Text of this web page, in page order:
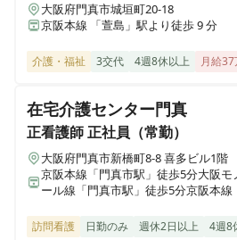
ケア２１メディカル訪問看護ステー
福岡県福岡市博多区東月隈四丁目2-15
ケア21メディカル訪問看護ステーシ
大阪府大阪市此花区伝法一丁目3-171吉ハイツ
ケア21メディカル訪問看護ステーシ
大阪府大阪市阿倍野区松崎町三丁目15-23フ
大阪府門真市城垣町20-18
京阪本線 「萱島」駅より徒歩 9 分
介護・福祉 3交代 4週8休以上 月給
在宅介護センター門真
正看護師正社員（常勤）
大阪府門真市新橋町8-8 喜多ビル1階
京阪本線「門真市駅」徒歩5分大阪モ
ール線「門真市駅」徒歩5分京阪本線
訪問看護 日勤のみ 週休2日以上 4週8